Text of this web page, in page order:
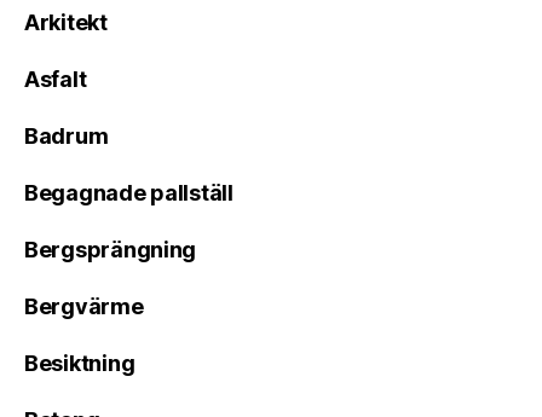
Arkitekt
Asfalt
Badrum
Begagnade pallställ
Bergsprängning
Bergvärme
Besiktning